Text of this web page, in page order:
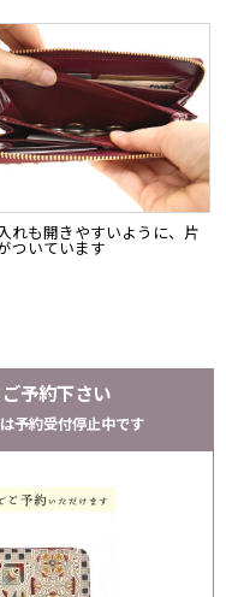
れも開きやすいように、片
ついています
予約下さい
予約受付停止中です